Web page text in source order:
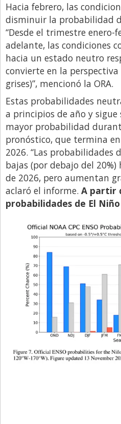
Tecnología
Tendencias
Viajes
Hacia febrero, las
disminuir la probabilidad
“Desde el trimestre enero-
adelante, las condiciones
hacia un estado neutro
convierte en la
grises)”, mencionó la ORA.
Estas probabilidades
a principios de año y sigue
mayor probabilidad
pronóstico, que termina
2026. “Las probabilidades
bajas (por debajo del
de 2026, pero aumentan
aclaró el informe. A partir
probabilidades de El